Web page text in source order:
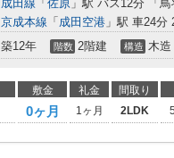
成田線 「 佐原 」駅 バス12分 「
京成本線 「 成田空港 」駅 車24分
築12年 階数 2階建 構造 木造
敷金 礼金 間取り
0ヶ月 1ヶ月 2LDK